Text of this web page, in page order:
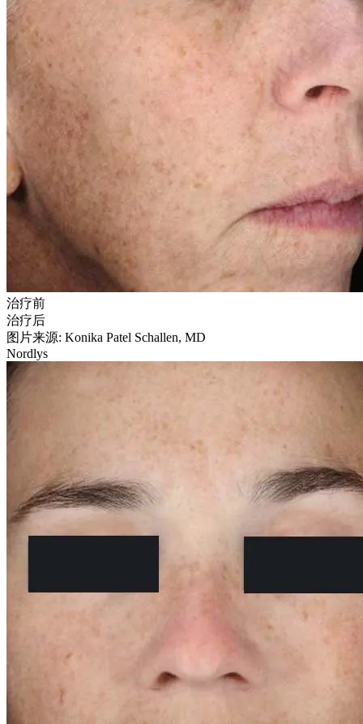
治疗前
治疗后
图片来源: Konika Patel Schallen, MD
Nordlys